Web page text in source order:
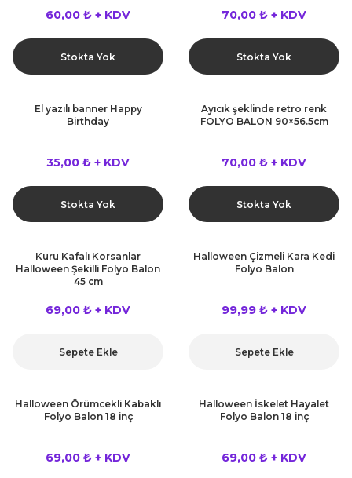
Malzemeleri
60,00 ₺ + KDV
Stokta Yok
70,00 ₺ + KDV
Stokta Yok
El yazılı banner Happy
Birthday
35,00 ₺ + KDV
Stokta Yok
Ayıcık şeklinde retro renk
FOLYO BALON 90×56.5cm
70,00 ₺ + KDV
Stokta Yok
Kuru Kafalı Korsanlar
Halloween Şekilli Folyo Balon
45 cm
69,00 ₺ + KDV
Sepete Ekle
Halloween Çizmeli Kara Kedi
Folyo Balon
99,99 ₺ + KDV
Sepete Ekle
Halloween Örümcekli Kabaklı
Folyo Balon 18 inç
69,00 ₺ + KDV
Halloween İskelet Hayalet
Folyo Balon 18 inç
69,00 ₺ + KDV